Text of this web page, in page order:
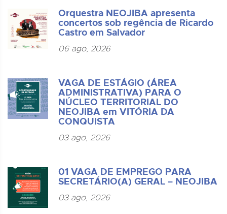
Orquestra NEOJIBA apresenta
concertos sob regência de Ricardo
Castro em Salvador
06 ago, 2026
VAGA DE ESTÁGIO (ÁREA
ADMINISTRATIVA) PARA O
NÚCLEO TERRITORIAL DO
NEOJIBA em VITÓRIA DA
CONQUISTA
03 ago, 2026
01 VAGA DE EMPREGO PARA
SECRETÁRIO(A) GERAL – NEOJIBA
03 ago, 2026